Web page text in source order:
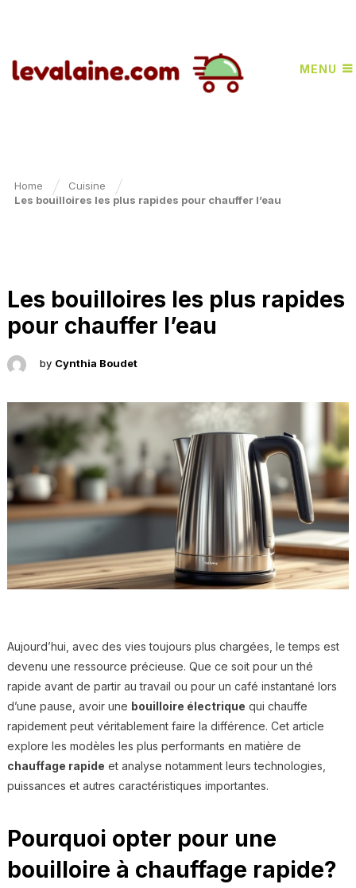
MENU
Home
Cuisine
Les bouilloires les plus rapides pour chauffer l’eau
Les bouilloires les plus rapides
pour chauffer l’eau
by Cynthia Boudet
Aujourd’hui, avec des vies toujours plus chargées, le temps est
devenu une ressource précieuse. Que ce soit pour un thé
rapide avant de partir au travail ou pour un café instantané lors
d’une pause, avoir une bouilloire électrique qui chauffe
rapidement peut véritablement faire la différence. Cet article
explore les modèles les plus performants en matière de
chauffage rapide et analyse notamment leurs technologies,
puissances et autres caractéristiques importantes.
Pourquoi opter pour une
bouilloire à chauffage rapide?